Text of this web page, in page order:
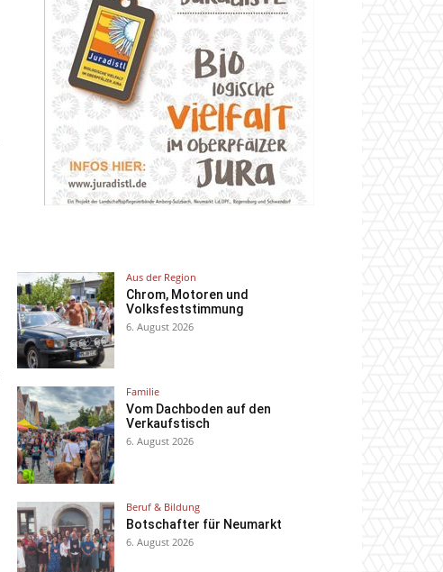
Aus der Region
Chrom, Motoren und
Volksfeststimmung
6. August 2026
Familie
Vom Dachboden auf den
Verkaufstisch
6. August 2026
Beruf & Bildung
Botschafter für Neumarkt
6. August 2026